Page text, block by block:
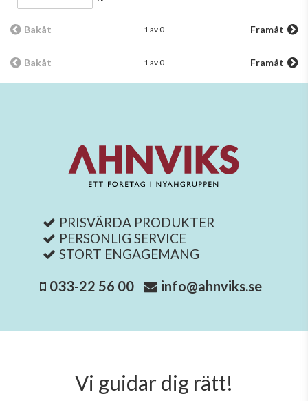
Bakåt 1 av 0 Framåt
Bakåt 1 av 0 Framåt
PRISVÄRDA PRODUKTER
PERSONLIG SERVICE
STORT ENGAGEMANG
033-22 56 00 info@ahnviks.se
Vi guidar dig rätt!